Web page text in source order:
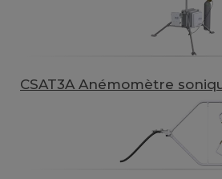
CSAT3A Anémomètre